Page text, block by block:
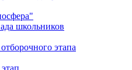
школьников
этапа